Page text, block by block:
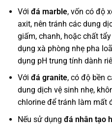
Với đá marble, vốn có độ
axit, nên tránh các dung
giấm, chanh, hoặc chất
dụng xà phòng nhẹ pha
dụng pH trung tính dành
Với đá granite, có độ bền
dung dịch vệ sinh nhẹ,
chlorine để tránh làm mất
Nếu sử dụng đá nhân tạo